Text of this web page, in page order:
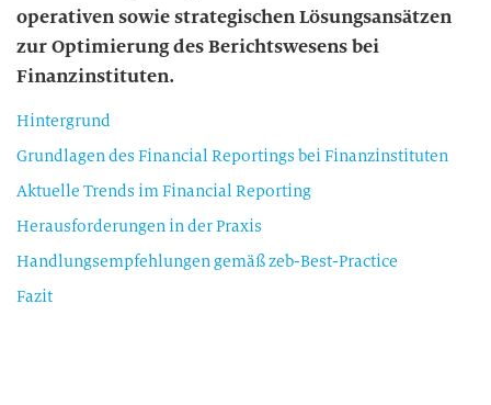
operativen sowie strategischen Lösungsansätzen
zur Optimierung des Berichtswesens bei
Finanzinstituten.
Hintergrund
Grundlagen des Financial Reportings bei Finanzinstituten
Aktuelle Trends im Financial Reporting
Herausforderungen in der Praxis
Handlungsempfehlungen gemäß zeb-Best-Practice
Fazit